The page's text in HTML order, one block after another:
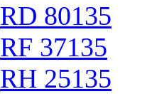
RD 80135
RF 37135
RH 25135